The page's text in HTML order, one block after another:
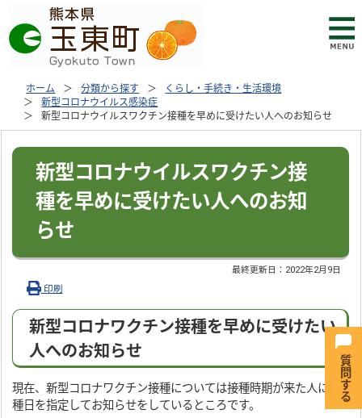
ホーム 分類から探す
くらし・手続き・生活環境
新型コロナウイルス感染症
新型コロナウイルスワクチン接種を早めに受けたい人へのお知らせ
新型コロナウイルスワクチン接
種を早めに受けたい人へのお知
らせ
最終更新日： 2022年2月9日
印刷
新型コロナワクチン接種を早めに受けたい
人へのお知らせ
現在、新型コロナワクチン接種については接種時期が来た人に接
種日を指定してお知らせをしているところです。